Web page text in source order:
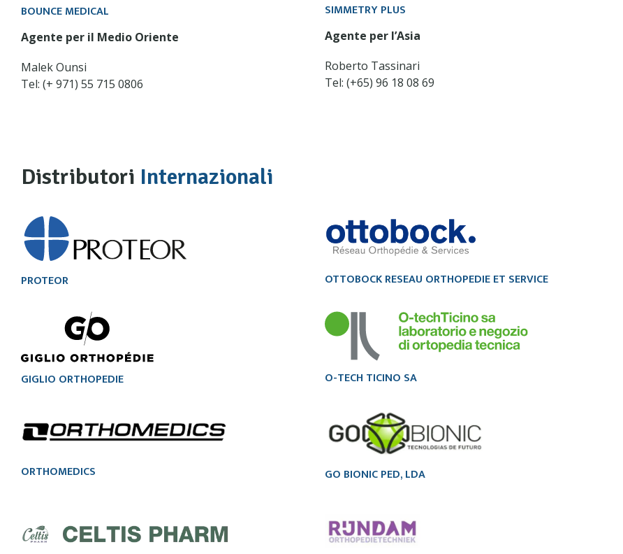
BOUNCE MEDICAL
Agente per il Medio Oriente
Malek Ounsi
Tel: (+ 971) 55 715 0806
SIMMETRY PLUS
Agente per l’Asia
Roberto Tassinari
Tel: (+65) 96 18 08 69
Distributori Internazionali
PROTEOR OTTOBOCK RESEAU ORTHOPEDIE ET SERVICE
GIGLIO ORTHOPEDIE O-TECH TICINO SA
ORTHOMEDICS GO BIONIC PED, LDA